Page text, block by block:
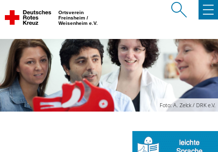
Ortsverein
Freinsheim /
Weisenheim e.V.
Foto: A. Zelck / DRK e.V.